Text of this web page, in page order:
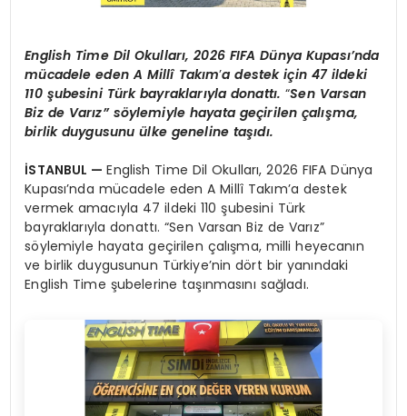
English Time Dil Okulları, 2026 FIFA Dünya Kupası’nda
mücadele eden A Millî Takım’a destek için 47 ildeki
110 şubesini Türk bayraklarıyla donattı.“Sen Varsan
Biz de Varız” söylemiyle hayata geçirilen çalışma,
birlik duygusunu ülke geneline taşıdı.
İSTANBUL —English Time Dil Okulları, 2026 FIFA Dünya
Kupası’nda mücadele eden A Millî Takım’a destek
vermek amacıyla 47 ildeki 110 şubesini Türk
bayraklarıyla donattı. “Sen Varsan Biz de Varız”
söylemiyle hayata geçirilen çalışma, milli heyecanın
ve birlik duygusunun Türkiye’nin dört bir yanındaki
English Time şubelerine taşınmasını sağladı.